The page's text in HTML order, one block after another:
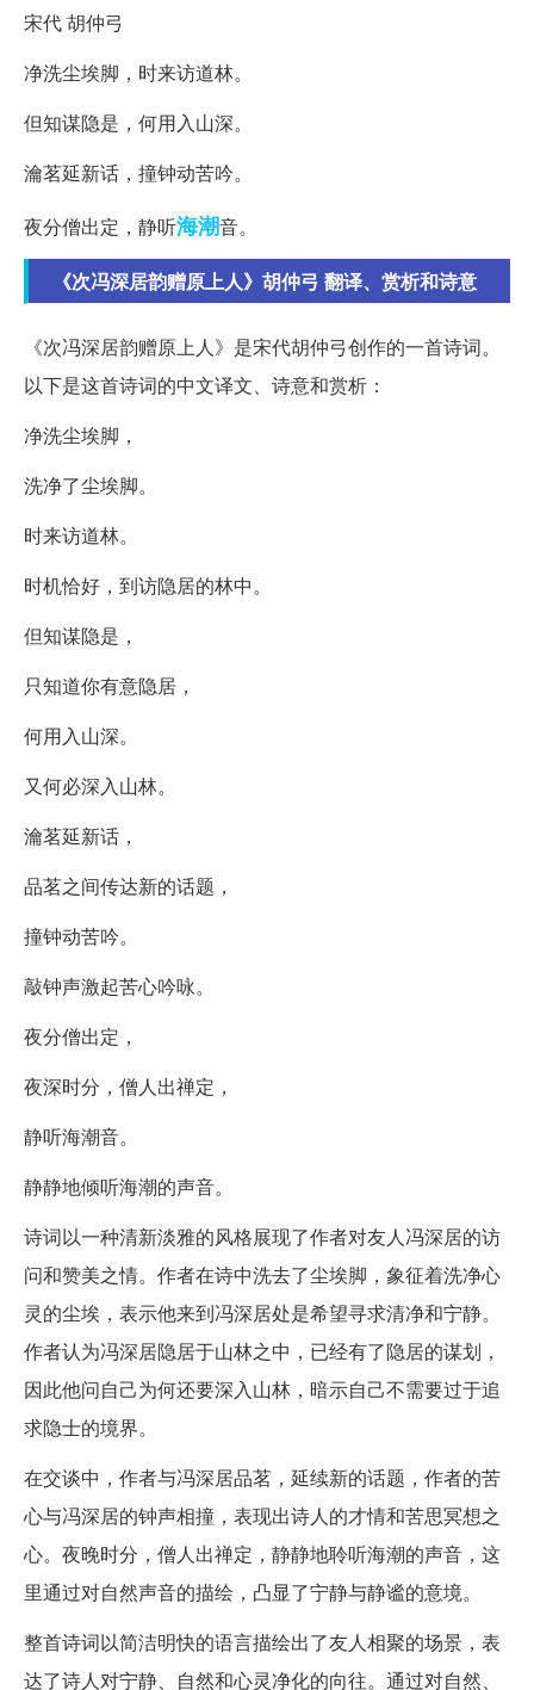
宋代 胡仲弓
净洗尘埃脚，时来访道林。
但知谋隐是，何用入山深。
瀹茗延新话，撞钟动苦吟。
夜分僧出定，静听海潮音。
《次冯深居韵赠原上人》胡仲弓 翻译、赏析和诗意
《次冯深居韵赠原上人》是宋代胡仲弓创作的一首诗词。
以下是这首诗词的中文译文、诗意和赏析：
净洗尘埃脚，
洗净了尘埃脚。
时来访道林。
时机恰好，到访隐居的林中。
但知谋隐是，
只知道你有意隐居，
何用入山深。
又何必深入山林。
瀹茗延新话，
品茗之间传达新的话题，
撞钟动苦吟。
敲钟声激起苦心吟咏。
夜分僧出定，
夜深时分，僧人出禅定，
静听海潮音。
静静地倾听海潮的声音。
诗词以一种清新淡雅的风格展现了作者对友人冯深居的访
问和赞美之情。作者在诗中洗去了尘埃脚，象征着洗净心
灵的尘埃，表示他来到冯深居处是希望寻求清净和宁静。
作者认为冯深居隐居于山林之中，已经有了隐居的谋划，
因此他问自己为何还要深入山林，暗示自己不需要过于追
求隐士的境界。
在交谈中，作者与冯深居品茗，延续新的话题，作者的苦
心与冯深居的钟声相撞，表现出诗人的才情和苦思冥想之
心。夜晚时分，僧人出禅定，静静地聆听海潮的声音，这
里通过对自然声音的描绘，凸显了宁静与静谧的意境。
整首诗词以简洁明快的语言描绘出了友人相聚的场景，表
达了诗人对宁静、自然和心灵净化的向往。通过对自然、